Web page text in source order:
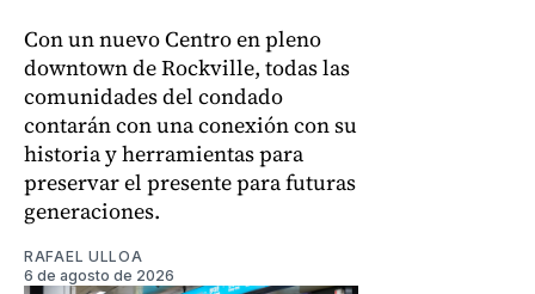
Con un nuevo Centro en pleno
downtown de Rockville, todas las
comunidades del condado
contarán con una conexión con su
historia y herramientas para
preservar el presente para futuras
generaciones.
RAFAEL ULLOA
6 de agosto de 2026